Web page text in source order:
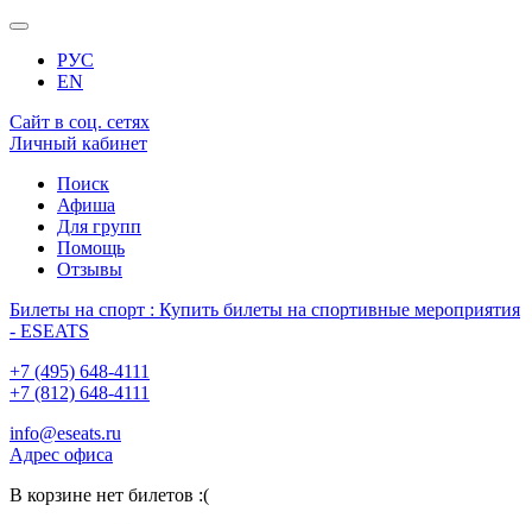
РУС
EN
Сайт в соц. сетях
Личный кабинет
Поиск
Афиша
Для групп
Помощь
Отзывы
Билеты на спорт : Купить билеты на спортивные мероприятия
- ESEATS
+7 (495) 648-4111
+7 (812) 648-4111
info@eseats.ru
Адрес офиса
В корзине нет билетов :(